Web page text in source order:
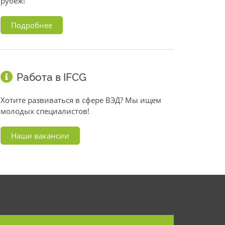
Подробнее
Работа в IFCG
Хотите развиваться в сфере ВЭД? Мы ищем
молодых специалистов!
Наши вакансии